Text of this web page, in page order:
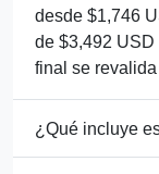
desde $1,746
de $3,492
final se
¿Qué incluye